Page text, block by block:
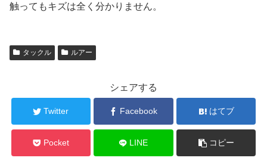
触ってもキズは全く分かりません。
タックル ルアー
シェアする
Twitter Facebook はてブ
Pocket LINE コピー